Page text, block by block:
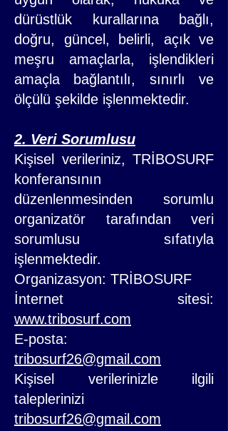
dürüstlük kurallarına bağlı,
doğru, güncel, belirli, açık ve
meşru amaçlarla, işlendikleri
amaçla bağlantılı, sınırlı ve
ölçülü şekilde işlenmektedir.
2. Veri Sorumlusu
Kişisel verileriniz, TRİBOSURF
konferansının
düzenlenmesinden sorumlu
organizatör tarafından veri
sorumlusu sıfatıyla
işlenmektedir.
Organizasyon: TRİBOSURF
İnternet sitesi:
www.tribosurf.com
E-posta:
tribosurf26@gmail.com
Kişisel verilerinizle ilgili
taleplerinizi
tribosurf26@gmail.com